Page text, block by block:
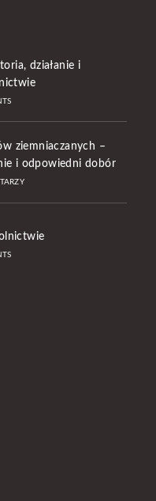
działanie i
ziemniaczanych –
i odpowiedni dobór